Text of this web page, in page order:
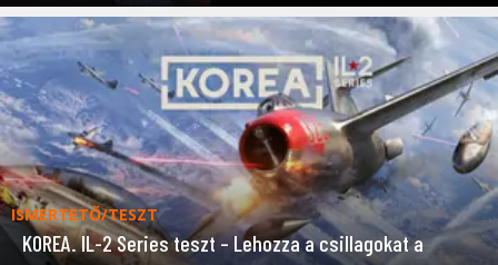
ISMERTETŐ/TESZT
KOREA. IL-2 Series teszt – Lehozza a csillagokat a